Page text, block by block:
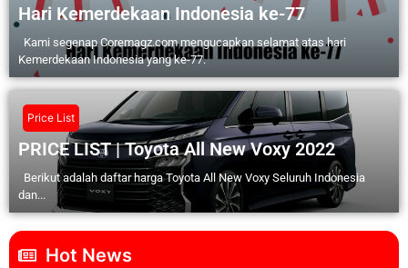
Hari Kemerdekaan Indonesia ke-77
Kami segenap Coremagz.com mengucapkan selamat atas hari
Kemerdekaan Indonesia yang ke-77.
Price List
PRICE LIST | Toyota All New Voxy 2022
Berikut adalah daftar harga Toyota All New Voxy Seluruh Indonesia
dan...
Hot News